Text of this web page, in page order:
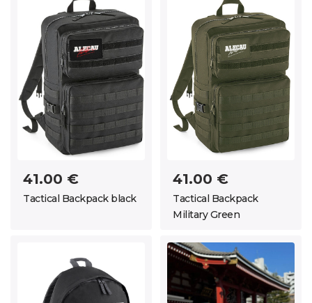
41.00 €
Tactical Backpack black
41.00 €
Tactical Backpack
Military Green